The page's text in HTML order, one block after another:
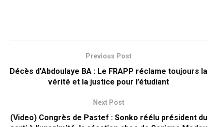
Previous Post
Décès d’Abdoulaye BA : Le FRAPP réclame toujours la
vérité et la justice pour l’étudiant
Next Post
(Video) Congrès de Pastef : Sonko réélu président du